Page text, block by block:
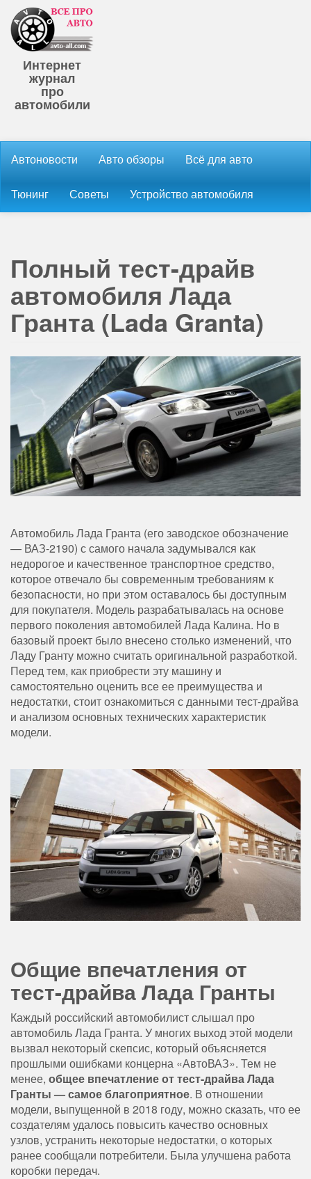
Интернет
журнал
про
автомобили
Автоновости Авто обзоры Всё для авто
Тюнинг Советы Устройство автомобиля
Полный тест-драйв
автомобиля Лада
Гранта (Lada Granta)
Автомобиль Лада Гранта (его заводское обозначение
— ВАЗ-2190) с самого начала задумывался как
недорогое и качественное транспортное средство,
которое отвечало бы современным требованиям к
безопасности, но при этом оставалось бы доступным
для покупателя. Модель разрабатывалась на основе
первого поколения автомобилей Лада Калина. Но в
базовый проект было внесено столько изменений, что
Ладу Гранту можно считать оригинальной разработкой.
Перед тем, как приобрести эту машину и
самостоятельно оценить все ее преимущества и
недостатки, стоит ознакомиться с данными тест-драйва
и анализом основных технических характеристик
модели.
Общие впечатления от
тест-драйва Лада Гранты
Каждый российский автомобилист слышал про
автомобиль Лада Гранта. У многих выход этой модели
вызвал некоторый скепсис, который объясняется
прошлыми ошибками концерна «АвтоВАЗ». Тем не
менее, общее впечатление от тест-драйва Лада
Гранты — самое благоприятное. В отношении
модели, выпущенной в 2018 году, можно сказать, что ее
создателям удалось повысить качество основных
узлов, устранить некоторые недостатки, о которых
ранее сообщали потребители. Была улучшена работа
коробки передач.